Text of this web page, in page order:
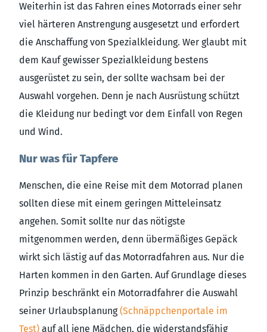
Weiterhin ist das Fahren eines Motorrads einer sehr
viel härteren Anstrengung ausgesetzt und erfordert
die Anschaffung von Spezialkleidung. Wer glaubt mit
dem Kauf gewisser Spezialkleidung bestens
ausgerüstet zu sein, der sollte wachsam bei der
Auswahl vorgehen. Denn je nach Ausrüstung schützt
die Kleidung nur bedingt vor dem Einfall von Regen
und Wind.
Nur was für Tapfere
Menschen, die eine Reise mit dem Motorrad planen
sollten diese mit einem geringen Mitteleinsatz
angehen. Somit sollte nur das nötigste
mitgenommen werden, denn übermäßiges Gepäck
wirkt sich lästig auf das Motorradfahren aus. Nur die
Harten kommen in den Garten. Auf Grundlage dieses
Prinzip beschränkt ein Motorradfahrer die Auswahl
seiner Urlaubsplanung(Schnäppchenportale im
Test) auf all jene Mädchen, die widerstandsfähig